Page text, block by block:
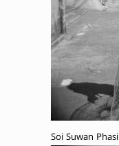
Soi Suwan Phasi